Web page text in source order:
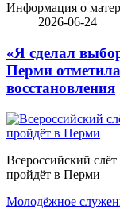
Информация о
2026-06-24
«Я сделал
Перми
восстановления
Всероссийский
пройдёт в Перми
Молодёжное